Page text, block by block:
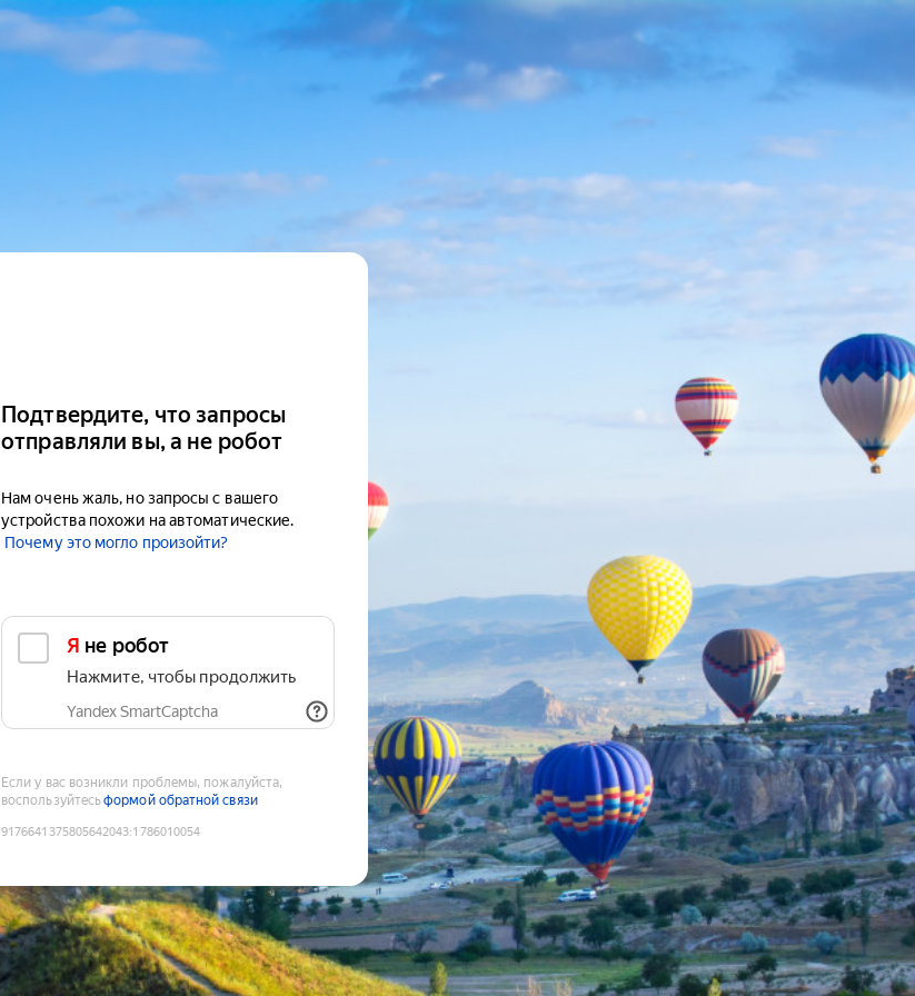
Подтвердите, что запросы
отправляли вы, а не робот
Нам очень жаль, но запросы с вашего
устройства похожи на автоматические.
Почему это могло произойти?
Я не робот
Нажмите, чтобы продолжить
Yandex SmartCaptcha
Если у вас возникли проблемы, пожалуйста,
воспользуйтесьформой обратной связи
9176641375805642043:1786010054